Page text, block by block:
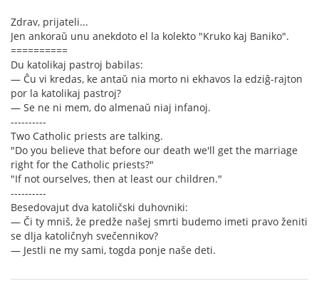
Zdrav, prijateli...
Jen ankoraŭ unu anekdoto el la kolekto "Kruko kaj Baniko".
==========
Du katolikaj pastroj babilas:
— Ĉu vi kredas, ke antaŭ nia morto ni ekhavos la edziĝ-rajton
por la katolikaj pastroj?
— Se ne ni mem, do almenaŭ niaj infanoj.
----------
Two Catholic priests are talking.
"Do you believe that before our death we'll get the marriage
right for the Catholic priests?"
"If not ourselves, then at least our children."
----------
Besedovajut dva katoličski duhovniki:
— Či ty mniš, že predže našej smrti budemo imeti pravo ženiti
se dlja katoličnyh svečennikov?
— Jestli ne my sami, togda ponje naše deti.